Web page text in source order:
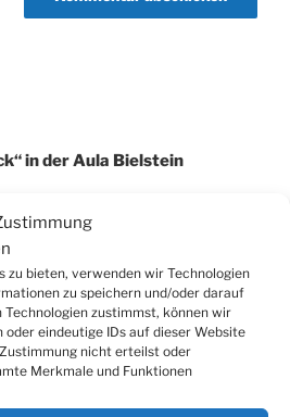
zu bieten, verwenden wir Technologien
zu speichern und/oder darauf
Technologien zustimmst, können wir
eindeutige IDs auf dieser Website
nicht erteilst oder
Merkmale und Funktionen
in der Aula Bielstein
Biestein